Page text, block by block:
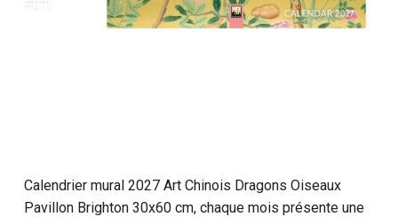
Calendrier mural 2027 Art Chinois Dragons Oiseaux
Pavillon Brighton 30x60 cm, chaque mois présente une